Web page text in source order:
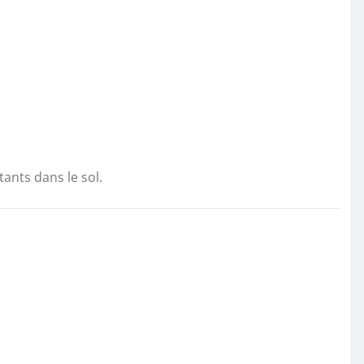
dans le sol.